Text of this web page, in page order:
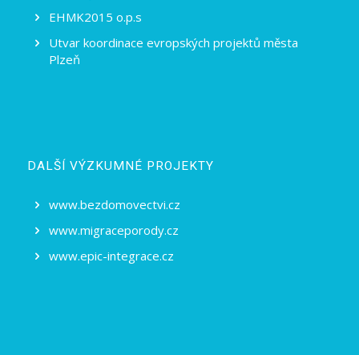
EHMK2015 o.p.s
Utvar koordinace evropských projektů města
Plzeň
DALŠÍ VÝZKUMNÉ PROJEKTY
www.bezdomovectvi.cz
www.migraceporody.cz
www.epic-integrace.cz